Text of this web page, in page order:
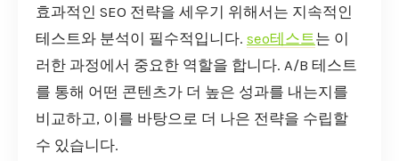
효과적인 SEO 전략을 세우기 위해서는 지속적인
테스트와 분석이 필수적입니다. seo테스트는 이
러한 과정에서 중요한 역할을 합니다. A/B 테스트
를 통해 어떤 콘텐츠가 더 높은 성과를 내는지를
비교하고, 이를 바탕으로 더 나은 전략을 수립할
수 있습니다.